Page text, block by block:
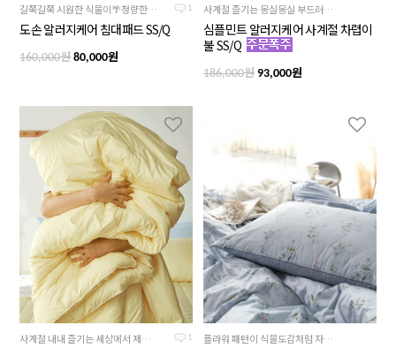
1
길쭉길쭉 시원한 식물이🌴청량한 최신상 디자인
도손 알러지케어 침대패드 SS/Q
160,000원80,000원
사계절 즐기는 몽실몽실 부드러운 컬러감과 기분까지 상쾌해지는 하늘빛
심플민트 알러지케어 사계절 차렵이
불 SS/Q
186,000원 93,000원
1
사계절 내내 즐기는 세상에서 제일 예쁜 상큼하면서도 부드러운 노란색 플라워 패턴이 식물도감처럼 자연스럽게 올라가있는 제품